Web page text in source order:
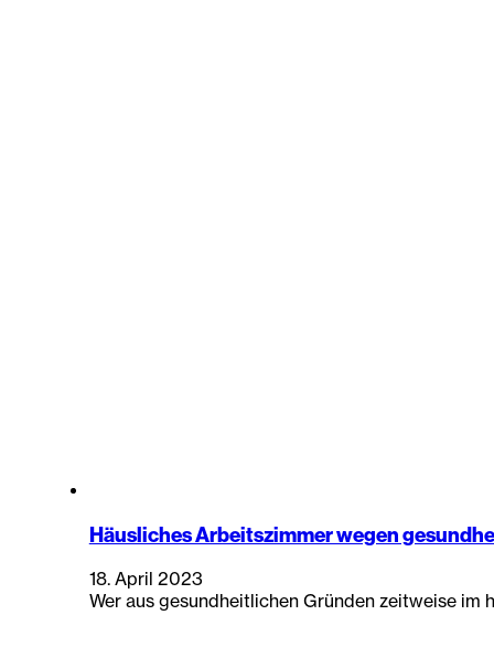
Häusliches Arbeitszimmer wegen
18. April 2023
Wer aus gesundheitlichen Gründen zeitweise